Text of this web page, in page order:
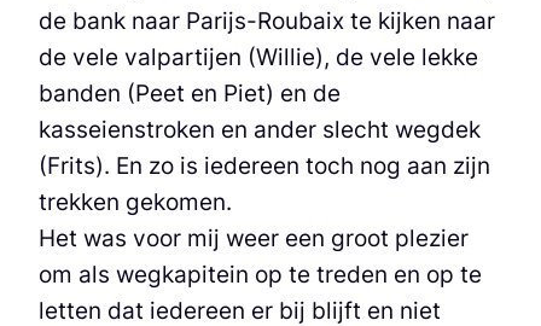
de bank naar Parijs-Roubaix te kijken naar
de vele valpartijen (Willie), de vele lekke
banden (Peet en Piet) en de
kasseienstroken en ander slecht wegdek
(Frits). En zo is iedereen toch nog aan zijn
trekken gekomen.
Het was voor mij weer een groot plezier
om als wegkapitein op te treden en op te
letten dat iedereen er bij blijft en niet